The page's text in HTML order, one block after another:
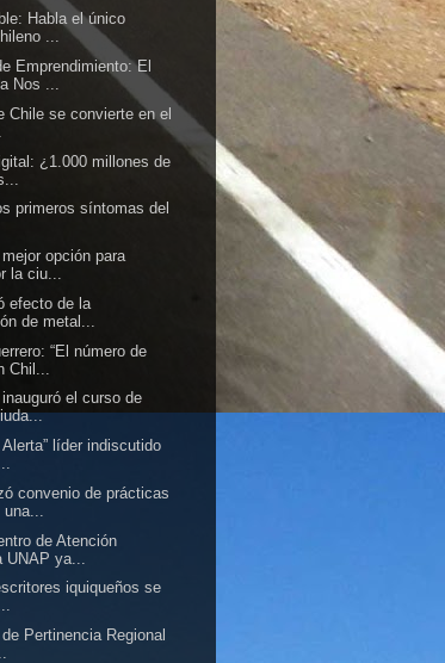
Habla el único
...
Emprendimiento: El
Nos ...
Chile se convierte en el
¿1.000 millones de
primeros síntomas del
opción para
la ciu...
efecto de la
de metal...
“El número de
Chil...
el curso de
líder indiscutido
convenio de prácticas
de Atención
UNAP ya...
iquiqueños se
Pertinencia Regional